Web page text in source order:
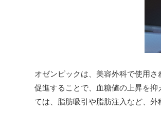
オゼンピックは、美容外科で使用さ
促進することで、血糖値の上昇を
ては、脂肪吸引や脂肪注入など、外